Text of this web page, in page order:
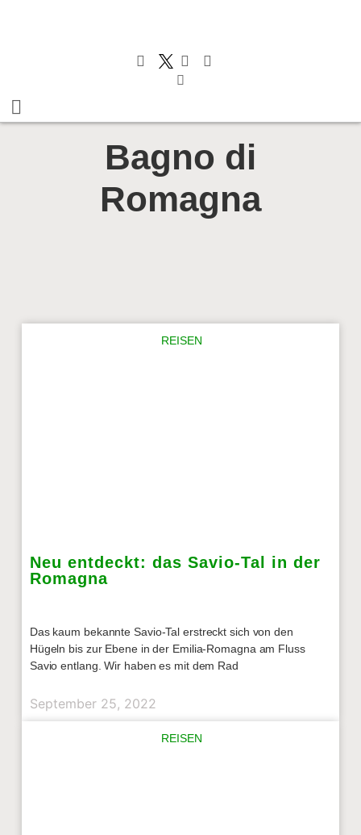
Bagno di
Romagna
REISEN
Neu entdeckt: das Savio-Tal in der
Romagna
Das kaum bekannte Savio-Tal erstreckt sich von den
Hügeln bis zur Ebene in der Emilia-Romagna am Fluss
Savio entlang. Wir haben es mit dem Rad
September 25, 2022
REISEN